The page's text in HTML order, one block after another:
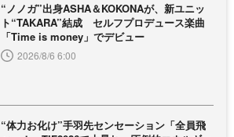
“ノノガ”出身ASHA＆KOKONAが、新ユニッ
ト“TAKARA”結成 セルフプロデュース楽曲
「Time is money」でデビュー
2026/8/6 6:00
“体力お化け”手羽先センセーション「全員飛